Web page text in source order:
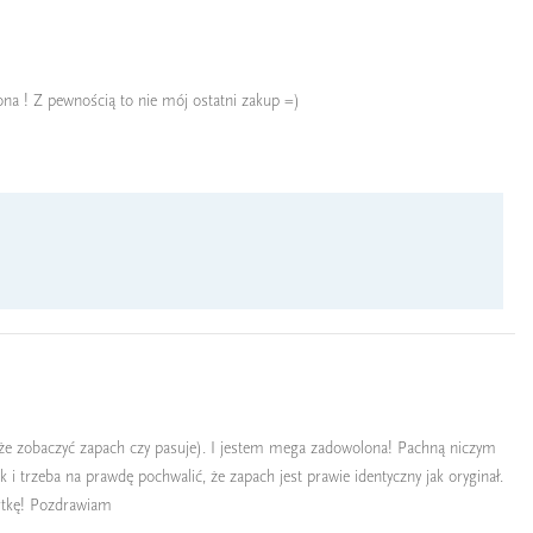
! Z pewnością to nie mój ostatni zakup =)
zapach czy pasuje). I jestem mega zadowolona! Pachną niczym
na prawdę pochwalić, że zapach jest prawie identyczny jak oryginał.
Pozdrawiam